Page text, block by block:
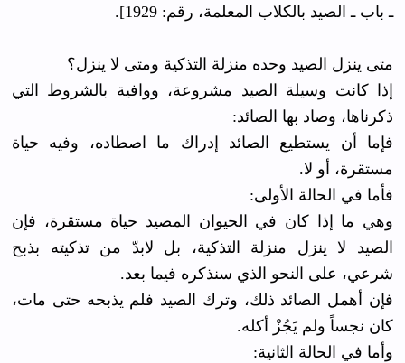
ـ باب ـ الصيد بالكلاب المعلمة، رقم: 1929].
متى ينزل الصيد وحده منزلة التذكية ومتى لا ينزل؟
إذا كانت وسيلة الصيد مشروعة، ووافية بالشروط التي
ذكرناها، وصاد بها الصائد:
فإما أن يستطيع الصائد إدراك ما اصطاده، وفيه حياة
مستقرة، أو لا.
فأما في الحالة الأولى:
وهي ما إذا كان في الحيوان المصيد حياة مستقرة، فإن
الصيد لا ينزل منزلة التذكية، بل لابدّ من تذكيته بذبح
شرعي، على النحو الذي سنذكره فيما بعد.
فإن أهمل الصائد ذلك، وترك الصيد فلم يذبحه حتى مات،
كان نجساً ولم يَجُزْ أكله.
وأما في الحالة الثانية: